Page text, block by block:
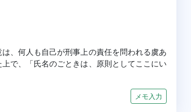
、何人も自己が刑事上の責任を問われる虞あ
で、「氏名のごときは、原則としてここにい
メモ入力